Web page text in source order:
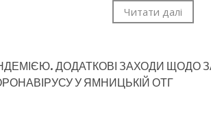
Читати далі
ДОДАТКОВІ ЗАХОДИ ЩОДО
У ЯМНИЦЬКІЙ ОТГ